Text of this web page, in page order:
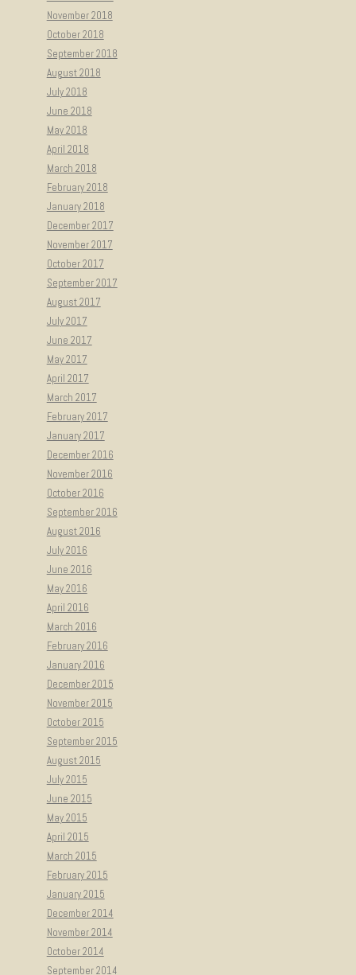
November 2018
October 2018
September 2018
August 2018
July 2018
June 2018
May 2018
April 2018
March 2018
February 2018
January 2018
December 2017
November 2017
October 2017
September 2017
August 2017
July 2017
June 2017
May 2017
April 2017
March 2017
February 2017
January 2017
December 2016
November 2016
October 2016
September 2016
August 2016
July 2016
June 2016
May 2016
April 2016
March 2016
February 2016
January 2016
December 2015
November 2015
October 2015
September 2015
August 2015
July 2015
June 2015
May 2015
April 2015
March 2015
February 2015
January 2015
December 2014
November 2014
October 2014
September 2014